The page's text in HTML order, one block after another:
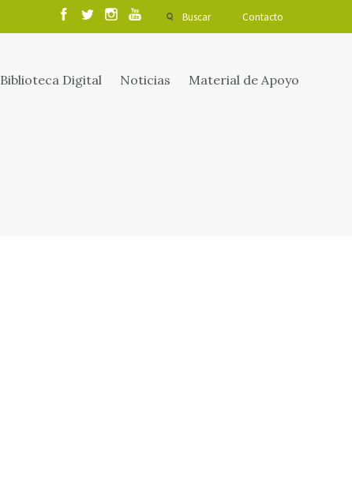
Buscar Contacto
Biblioteca Digital Noticias Material de Apoyo